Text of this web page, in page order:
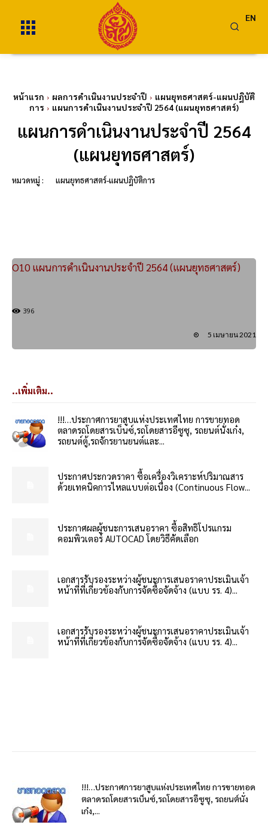
EN
หน้าแรก ผลการดำเนินงานประจำปี
แผนยุทธศาสตร์-แผนปฎิบัติ
การ
แผนการดำเนินงานประจำปี 2564 (แผนยุทธศาสตร์)
แผนการดำเนินงานประจำปี 2564
(แผนยุทธศาสตร์)
หมวดหมู่ : แผนยุทธศาสตร์-แผนปฎิบัติการ
O10 แผนการดำเนินงานประจำปี 2564 (แผนยุทธศาสตร์)
396
5 เมษายน 2021
..เพิ่มเติม..
!!!…ประกาศการยาสูบแห่งประเทศไทย การขายทอด
ตลาดรถโดยสารเบ็นซ์,รถโดยสารอีซูซุ, รถยนต์นั่งเก๋ง,
รถยนต์ตู้,รถจักรยานยนต์และ...
ประกาศประกวดราคา ซื้อเครื่องวิเคราะห์ปริมาณสาร
ด้วยเทคนิคการไหลแบบต่อเนื่อง (Continuous Flow...
ประกาศผลผู้ชนะการเสนอราคา ซื้อสิทธิโปรแกรม
คอมพิวเตอร์ AUTOCAD โดยวิธีคัดเลือก
เอกสารรับรองระหว่างผู้ชนะการเสนอราคาประเมินเจ้า
หน้าที่ที่เกี่ยวข้องกับการจัดซื้อจัดจ้าง (แบบ รร. 4)...
เอกสารรับรองระหว่างผู้ชนะการเสนอราคาประเมินเจ้า
หน้าที่ที่เกี่ยวข้องกับการจัดซื้อจัดจ้าง (แบบ รร. 4)...
!!!…ประกาศการยาสูบแห่งประเทศไทย การขายทอด
ตลาดรถโดยสารเบ็นซ์,รถโดยสารอีซูซุ, รถยนต์นั่ง
เก๋ง,...